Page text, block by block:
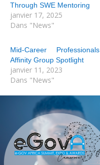
Through SWE Mentoring
janvier 17, 2025
Dans "News"
Mid-Career Professionals
Affinity Group Spotlight
janvier 11, 2023
Dans "News"